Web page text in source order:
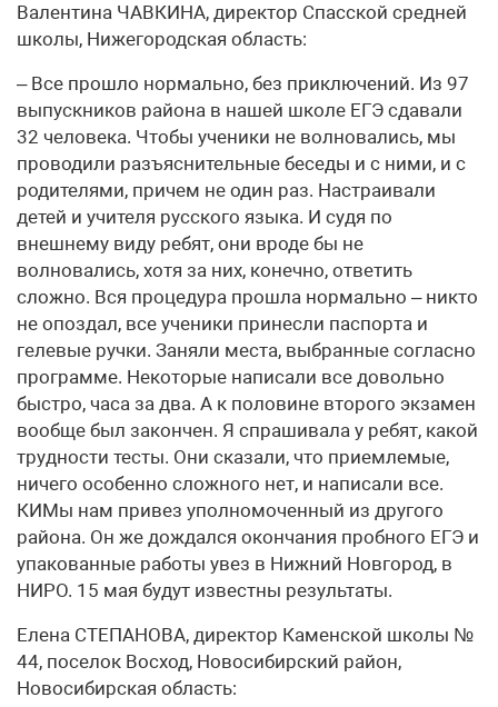
Валентина ЧАВКИНА, директор Спасской средней
школы, Нижегородская область:
– Все прошло нормально, без приключений. Из 97
выпускников района в нашей школе ЕГЭ сдавали
32 человека. Чтобы ученики не волновались, мы
проводили разъяснительные беседы и с ними, и с
родителями, причем не один раз. Настраивали
детей и учителя русского языка. И судя по
внешнему виду ребят, они вроде бы не
волновались, хотя за них, конечно, ответить
сложно. Вся процедура прошла нормально – никто
не опоздал, все ученики принесли паспорта и
гелевые ручки. Заняли места, выбранные согласно
программе. Некоторые написали все довольно
быстро, часа за два. А к половине второго экзамен
вообще был закончен. Я спрашивала у ребят, какой
трудности тесты. Они сказали, что приемлемые,
ничего особенно сложного нет, и написали все.
КИМы нам привез уполномоченный из другого
района. Он же дождался окончания пробного ЕГЭ и
упакованные работы увез в Нижний Новгород, в
НИРО. 15 мая будут известны результаты.
Елена СТЕПАНОВА, директор Каменской школы №
44, поселок Восход, Новосибирский район,
Новосибирская область: